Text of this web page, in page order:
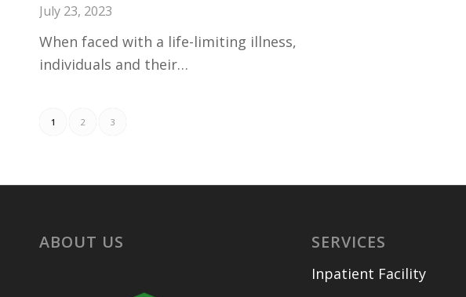
July 23, 2023
When faced with a life-limiting illness,
individuals and their…
1 2 3
ABOUT US SERVICES
Inpatient Facility